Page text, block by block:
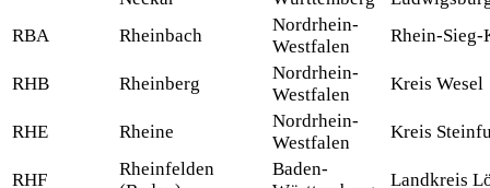
RBA
Rheinbach
Nordrhein-
Westfalen
Rhein-Sieg-
RHB Rheinberg
Nordrhein-
Westfalen
Kreis Wesel
RHE Rheine
Nordrhein-
Westfalen
Kreis
RHF
Rheinfelden
Baden-
Landkreis